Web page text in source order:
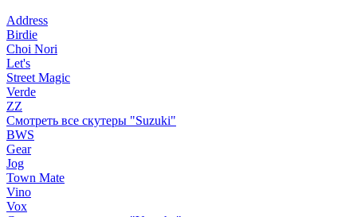
Address
Birdie
Choi Nori
Let's
Street Magic
Verde
ZZ
Смотреть все скутеры "Suzuki"
BWS
Gear
Jog
Town Mate
Vino
Vox